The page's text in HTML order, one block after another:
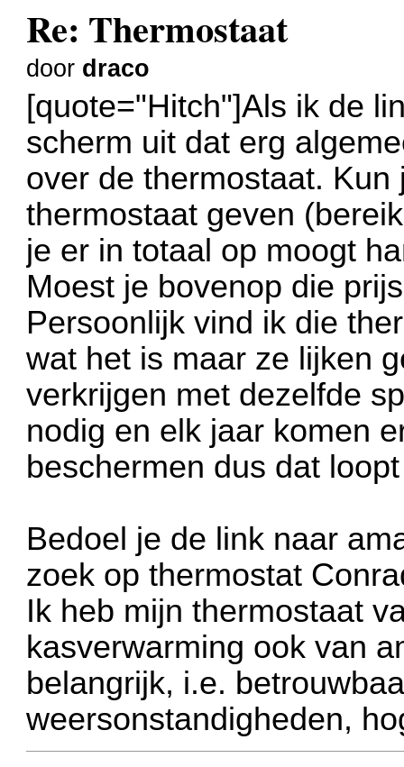
Re: Thermostaat
door draco
[quote="Hitch"]Als ik de
scherm uit dat erg
over de thermostaat.
thermostaat geven
je er in totaal op moogt
Moest je bovenop die
Persoonlijk vind ik die
wat het is maar ze lijken
verkrijgen met dezelfde
nodig en elk jaar komen
beschermen dus dat
Bedoel je de link naar
zoek op thermostat
Ik heb mijn thermostaat
kasverwarming ook van
belangrijk, i.e.
weersonstandigheden,